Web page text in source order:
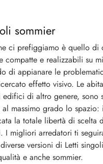
sommier
ci prefiggiamo è quello di
compatte e realizzabili su
di appianare le
effetto visivo. Le
edifici di altro genere, sono
massimo grado lo
la totale libertà di scelta
I migliori arredatori ti
versioni di Letti
e anche sommier.